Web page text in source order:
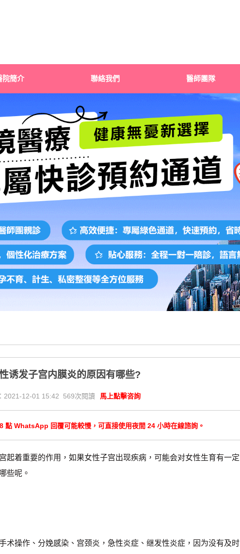
院簡介 聯絡我們 醫師團隊
诱发子宫内膜炎的原因有哪些?
2021-12-01 15:42 569次閱讀 馬上點擊咨詢
點 WhatsApp 回覆可能較慢，可直接使用夜間 24 小時在線諮詢。
着重要的作用，如果女性子宫出现疾病，可能会对女性生育有一定
些呢。
术操作、分娩感染、宫颈炎，急性炎症、继发性炎症，因为没有及时